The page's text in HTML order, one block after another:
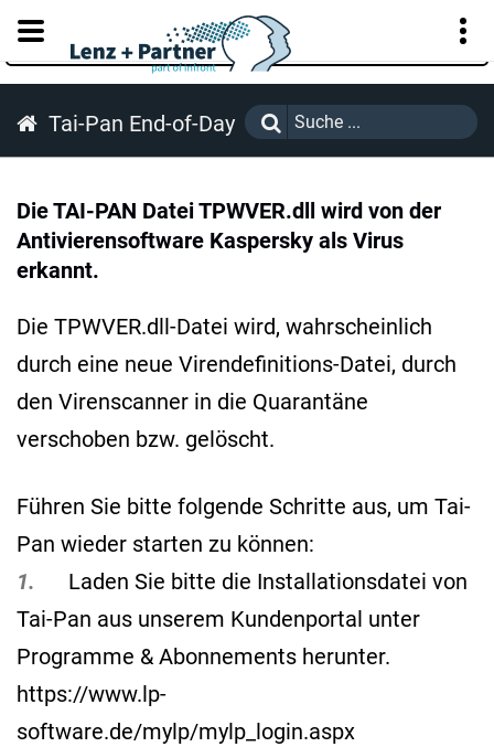
KUNDENPORTAL
Tai-Pan End-of-Day
Die TAI-PAN Datei TPWVER.dll wird von der
Antivierensoftware Kaspersky als Virus
erkannt.
Die TPWVER.dll-Datei wird, wahrscheinlich
durch eine neue Virendefinitions-Datei, durch
den Virenscanner in die Quarantäne
verschoben bzw. gelöscht.
Führen Sie bitte folgende Schritte aus, um Tai-
Pan wieder starten zu können:
1.
Laden Sie bitte die Installationsdatei von
Tai-Pan aus unserem Kundenportal unter
Programme & Abonnements herunter.
https://www.lp-
software.de/mylp/mylp_login.aspx